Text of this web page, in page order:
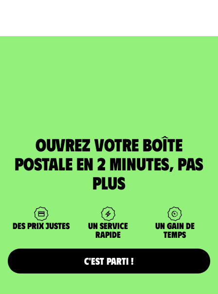
Ouvrez votre boîte
postale en 2 minutes, pas
plus
DES PRIX JUSTES
UN SERVICE
RAPIDE
UN GAIN DE
TEMPS
C'est parti !